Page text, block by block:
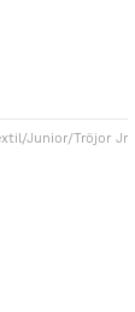
/Junior/Tröjor Jr